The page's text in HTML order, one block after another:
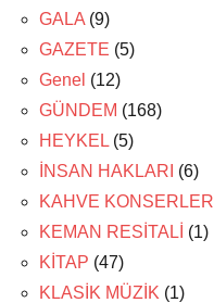
GALA (9)
GAZETE (5)
Genel (12)
GÜNDEM (168)
HEYKEL (5)
İNSAN HAKLARI (6)
KAHVE KONSERLERİ
KEMAN RESİTALİ (1)
KİTAP (47)
KLASİK MÜZİK (1)